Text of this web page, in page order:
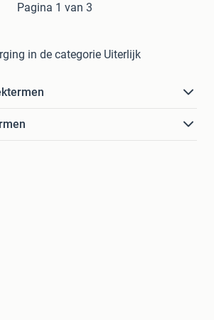
Pagina 1 van 3
in de categorie Uiterlijk